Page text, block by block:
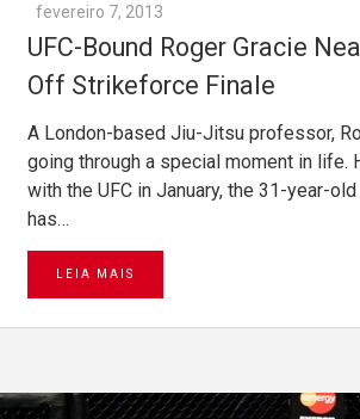
fevereiro 7, 2013
UFC-Bound Roger Gracie
Off Strikeforce Finale
A London-based Jiu-Jitsu professor,
going through a special moment in life.
with the UFC in January, the 31-year-
has…
LEIA MAIS